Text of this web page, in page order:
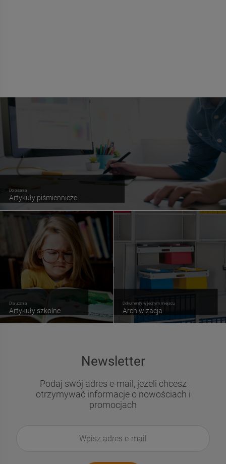
Do pisania
Artykuły piśmiennicze
Dla ucznia
Artykuły szkolne
Dokumenty w jednym miejscu
Archiwizacja
Newsletter
Podaj swój adres e-mail, jeżeli chcesz
otrzymywać informacje o nowościach i
promocjach